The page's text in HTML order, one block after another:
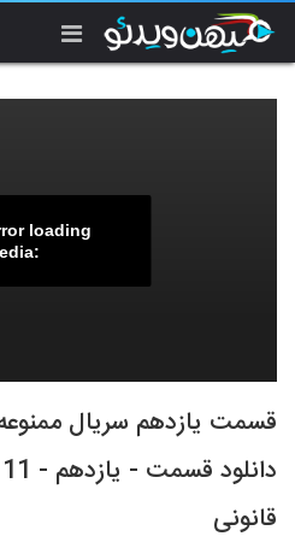
loading
قسمت یازدهم سریال
قانونی